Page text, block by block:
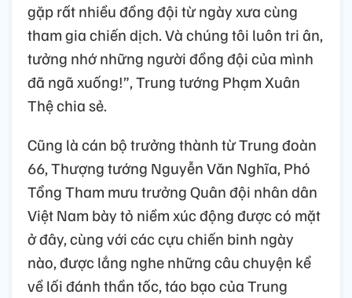
gặp rất nhiều đồng đội từ ngày xưa cùng
tham gia chiến dịch. Và chúng tôi luôn tri ân,
tưởng nhớ những người đồng đội của mình
đã ngã xuống!”, Trung tướng Phạm Xuân
Thệ chia sẻ.
Cũng là cán bộ trưởng thành từ Trung đoàn
66, Thượng tướng Nguyễn Văn Nghĩa, Phó
Tổng Tham mưu trưởng Quân đội nhân dân
Việt Nam bày tỏ niềm xúc động được có mặt
ở đây, cùng với các cựu chiến binh ngày
nào, được lắng nghe những câu chuyện kể
về lối đánh thần tốc, táo bạo của Trung